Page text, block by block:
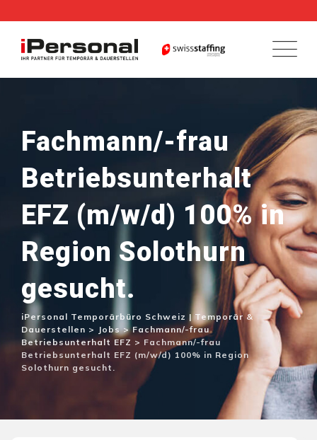
content
Fachmann/-frau
Betriebsunterhalt
EFZ (m/w/d) 100% in
Region Solothurn
gesucht.
iPersonal Temporärbüro Schweiz | Temporär &
Dauerstellen > Jobs>Fachmann/-frau
Betriebsunterhalt EFZ > Fachmann/-frau
Betriebsunterhalt EFZ (m/w/d) 100% in Region
Solothurn gesucht.